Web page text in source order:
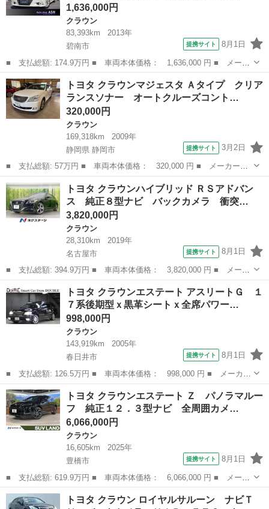
1,636,000円
クラウン
83,393km
2013年
碧南市
提携サイト 8月1日
■ 支払総額: 174.9万円 ■ 車両本体価格： 1,636,000 円 ■ メーカ
ー名： トヨタ ■ 車種名： クラウンハイブリッド ■ グレード
名： アスリートＳ 禁煙車／全国対応１年保証付き／車券整備付き
／スマート...
愛知 碧南市 クラウン
トヨタ クラウンマジェスタ Ａタイプ クリア
ランスソナー オートクルーズコント…
320,000円
クラウン
169,318km
2009年
静岡県 静岡市
提携サイト 3月2日
■ 支払総額: 57万円 ■ 車両本体価格： 320,000 円 ■ メーカー
名： トヨタ ■ 車種名： クラウンマジェスタ ■ グレード名：
Ａタイプ クリアランスソナー オートクルーズコントロール ナ
ビ ＴＶ アルミホ...
静岡 静岡市 クラウン
トヨタ クラウンハイブリッド ＲＳアドバン
ス 純正８型ナビ バックカメラ 衝突…
3,820,000円
クラウン
28,310km
2019年
名古屋市
提携サイト 8月1日
■ 支払総額: 394.9万円 ■ 車両本体価格： 3,820,000 円 ■ メーカ
ー名： トヨタ ■ 車種名： クラウンハイブリッド ■ グレード
名： ＲＳアドバンス 純正８型ナビ バックカメラ 衝突軽減装
置 レーダー...
愛知 名古屋市 クラウン
トヨタ クラウンエステート アスリートＧ １
７系後期型ｘ黒革シートｘ全席パワー…
998,000円
クラウン
143,919km
2005年
春日井市
提携サイト 8月1日
■ 支払総額: 126.5万円 ■ 車両本体価格： 998,000 円 ■ メーカー
名： トヨタ ■ 車種名： クラウンエステート ■ グレード名：
アスリートＧ １７系後期型ｘ黒革シートｘ全席パワーシートｘ純正
電動サンル...
愛知 春日井市 クラウン
トヨタ クラウンエステート Ｚ パノラマルー
フ 純正１２．３型ナビ 全周囲カメ…
6,066,000円
クラウン
16,605km
2025年
豊橋市
提携サイト 8月1日
■ 支払総額: 619.9万円 ■ 車両本体価格： 6,066,000 円 ■ メーカ
ー名： トヨタ ■ 車種名： クラウンエステート ■ グレード
名： Ｚ パノラマルーフ 純正１２．３型ナビ 全周囲カメラ 黒
愛知 豊橋市 クラウン
トヨタ クラウン ロイヤルサルーン ナビＴ